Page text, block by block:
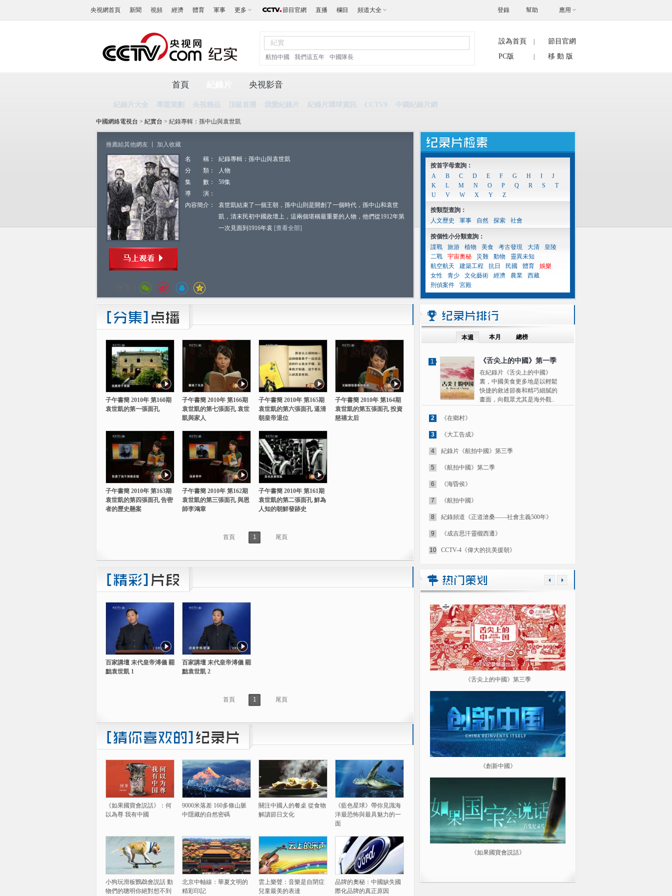
央視網首頁 新聞 視頻 經濟 體育 軍事 更多 節目官網 直播 欄目 頻道大全 幫助 應用
登錄
航拍中國 我們這五年 中國隊長
設為首頁
節目官網
PC版
移 動 版
首頁
紀錄片大全 專題策劃 央視精品 頂級首播 我愛紀錄片 紀錄片環球資訊 CCTV9 中國紀錄片網
央視影音
中國網絡電視台 > 紀實台 > 紀錄專輯：孫中山與袁世凱
推薦給其他網友 加入收藏
名 稱：
紀錄專輯：孫中山與袁世凱
分 類：
人物
集 數：
59集
導 演：
內容簡介：
袁世凱結束了一個王朝，孫中山則是開創了一個時代，孫中山和袁世
凱，清末民初中國政壇上，這兩個堪稱最重要的人物，他們從1912年第
一次見面到1916年袁 [查看全部]
分享：
子午書簡 2010年 第160期
袁世凱的第一張面孔
子午書簡 2010年 第166期
袁世凱的第七張面孔 袁世
凱與家人
子午書簡 2010年 第165期
袁世凱的第六張面孔 逼清
朝皇帝退位
子午書簡 2010年 第164期
袁世凱的第五張面孔 投資
慈禧太后
子午書簡 2010年 第163期
袁世凱的第四張面孔 告密
者的歷史懸案
子午書簡 2010年 第162期
袁世凱的第三張面孔 與恩
師李鴻章
子午書簡 2010年 第161期
袁世凱的第二張面孔 鮮為
人知的朝鮮發跡史
首頁 1 尾頁
百家講壇 末代皇帝溥儀 罷
黜袁世凱 1
百家講壇 末代皇帝溥儀 罷
黜袁世凱 2
首頁 1 尾頁
《如果國寶會説話》：何
以為尊 我有中國
9000米落差 160多條山脈
中隱藏的自然密碼
關注中國人的餐桌 從食物
解讀節日文化
《藍色星球》帶你見識海
洋最恐怖與最具魅力的一
面
小狗玩滑板鸚鵡會説話 動
物們的聰明你絕對想不到
北京中軸線：華夏文明的
精彩印記
雲上樂聲：音樂是自閉症
兒童最美的表達
品牌的奧秘：中國缺失國
際化品牌的真正原因
按首字母查詢：
A
B C D E F G H I
J
K
L M N O P Q R S
T
U
V W X Y Z
按類型查詢：
人文歷史
軍事 自然 探索 社會
按個性小分類查詢：
諜戰
旅游 植物 美食 考古發現 大清
皇陵
二戰
宇宙奧秘 災難 動物
靈異未知
航空航天
建築工程 抗日 民國 體育
娛樂
女性
青少 文化藝術 經濟 農業
西藏
刑偵案件
宮殿
本週 本月 總榜
1 《舌尖上的中國》第一季
在紀錄片《舌尖上的中國》
裏，中國美食更多地是以輕鬆
快捷的敘述節奏和精巧細膩的
畫面，向觀眾尤其是海外觀..
2 《在鄉村》
3 《大工告成》
4 紀錄片《航拍中國》第三季
5 《航拍中國》第二季
6 《海昏侯》
7 《航拍中國》
8 紀錄頻道《正道滄桑——社會主義500年》
9 《成吉思汗靈櫬西遷》
10 CCTV-4《偉大的抗美援朝》
《舌尖上的中國》第三季
《創新中國》
《如果國寶會説話》